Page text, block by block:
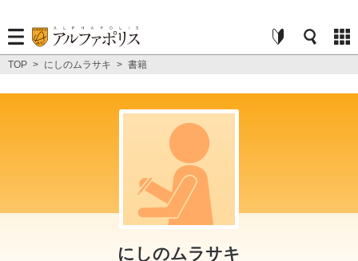
TOP > にしのムラサキ > 書籍
にしのムラサキ